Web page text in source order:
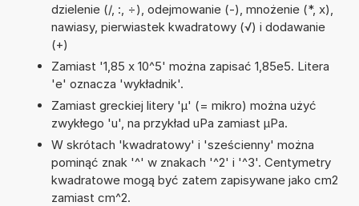
dzielenie (/, :, ÷), odejmowanie (-), mnożenie (*, x),
nawiasy, pierwiastek kwadratowy (√) i dodawanie
(+)
Zamiast '1,85 x 10^5' można zapisać 1,85e5. Litera
'e' oznacza 'wykładnik'.
Zamiast greckiej litery 'µ' (= mikro) można użyć
zwykłego 'u', na przykład uPa zamiast µPa.
W skrótach 'kwadratowy' i 'sześcienny' można
pominąć znak '^' w znakach '^2' i '^3'. Centymetry
kwadratowe mogą być zatem zapisywane jako cm2
zamiast cm^2.